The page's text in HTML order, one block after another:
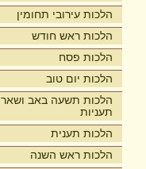
הלכות עירובי תחומין
הלכות ראש חודש
הלכות פסח
הלכות יום טוב
הלכות תשעה באב ושאר
תעניות
הלכות תענית
הלכות ראש השנה